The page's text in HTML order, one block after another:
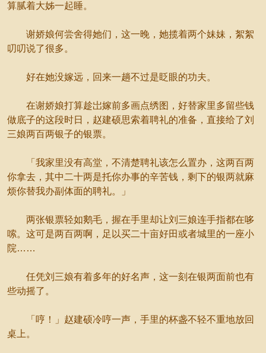
算腻着大姊一起睡。
谢娇娘何尝舍得她们，这一晚，她揽着两个妹妹，絮絮
叨叨说了很多。
好在她没嫁远，回来一趟不过是眨眼的功夫。
在谢娇娘打算趁岀嫁前多画点绣图，好替家里多留些钱
做底子的这段时日，赵建硕思索着聘礼的准备，直接给了刘
三娘两百两银子的银票。
「我家里没有高堂，不清楚聘礼该怎么置办，这两百两
你拿去，其中二十两是托你办事的辛苦钱，剩下的银两就麻
烦你替我办副体面的聘礼。」
两张银票轻如鹅毛，握在手里却让刘三娘连手指都在哆
嗦。这可是两百两啊，足以买二十亩好田或者城里的一座小
院……
任凭刘三娘有着多年的好名声，这一刻在银两面前也有
些动摇了。
「哼！」赵建硕冷哼一声，手里的杯盏不轻不重地放回
桌上。